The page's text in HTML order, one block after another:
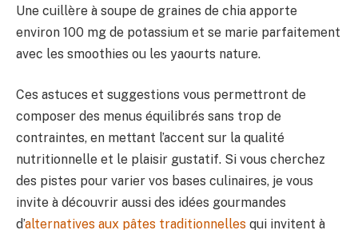
Une cuillère à soupe de graines de chia apporte
environ 100 mg de potassium et se marie parfaitement
avec les smoothies ou les yaourts nature.
Ces astuces et suggestions vous permettront de
composer des menus équilibrés sans trop de
contraintes, en mettant l’accent sur la qualité
nutritionnelle et le plaisir gustatif. Si vous cherchez
des pistes pour varier vos bases culinaires, je vous
invite à découvrir aussi des idées gourmandes
d’alternatives aux pâtes traditionnelles qui invitent à